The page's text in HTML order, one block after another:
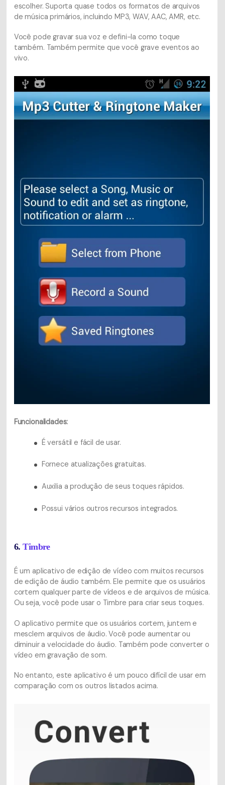
escolher. Suporta quase todos os formatos de arquivos
de música primários, incluindo MP3, WAV, AAC, AMR, etc.
Você pode gravar sua voz e defini-la como toque
também. Também permite que você grave eventos ao
vivo.
Funcionalidades:
É versátil e fácil de usar.
Fornece atualizações gratuitas.
Auxilia a produção de seus toques rápidos.
Possui vários outros recursos integrados.
6. Timbre
É um aplicativo de edição de vídeo com muitos recursos
de edição de áudio também. Ele permite que os usuários
cortem qualquer parte de vídeos e de arquivos de música.
Ou seja, você pode usar o Timbre para criar seus toques.
O aplicativo permite que os usuários cortem, juntem e
mesclem arquivos de áudio. Você pode aumentar ou
diminuir a velocidade do áudio. Também pode converter o
vídeo em gravação de som.
No entanto, este aplicativo é um pouco difícil de usar em
comparação com os outros listados acima.